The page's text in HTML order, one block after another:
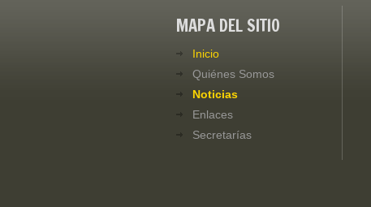
MAPA DEL SITIO
Inicio
Quiénes Somos
Noticias
Enlaces
Secretarías